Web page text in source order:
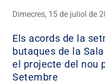
Dimecres, 15 de juliol de
Els acords de la
butaques de la
el projecte del nou
Setembre